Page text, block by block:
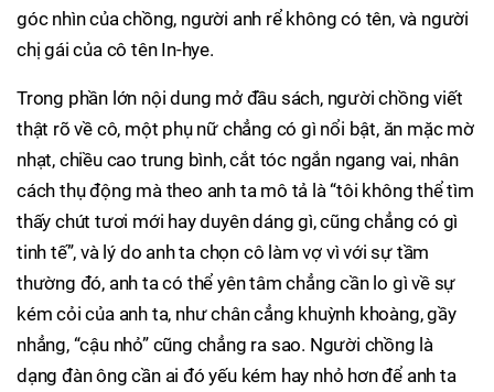
góc nhìn của chồng, người anh rể không có tên, và người
chị gái của cô tên In-hye.
Trong phần lớn nội dung mở đầu sách, người chồng viết
thật rõ về cô, một phụ nữ chẳng có gì nổi bật, ăn mặc mờ
nhạt, chiều cao trung bình, cắt tóc ngắn ngang vai, nhân
cách thụ động mà theo anh ta mô tả là “tôi không thể tìm
thấy chút tươi mới hay duyên dáng gì, cũng chẳng có gì
tinh tế”, và lý do anh ta chọn cô làm vợ vì với sự tầm
thường đó, anh ta có thể yên tâm chẳng cần lo gì về sự
kém cỏi của anh ta, như chân cẳng khuỳnh khoàng, gầy
nhẳng, “cậu nhỏ” cũng chẳng ra sao. Người chồng là
dạng đàn ông cần ai đó yếu kém hay nhỏ hơn để anh ta